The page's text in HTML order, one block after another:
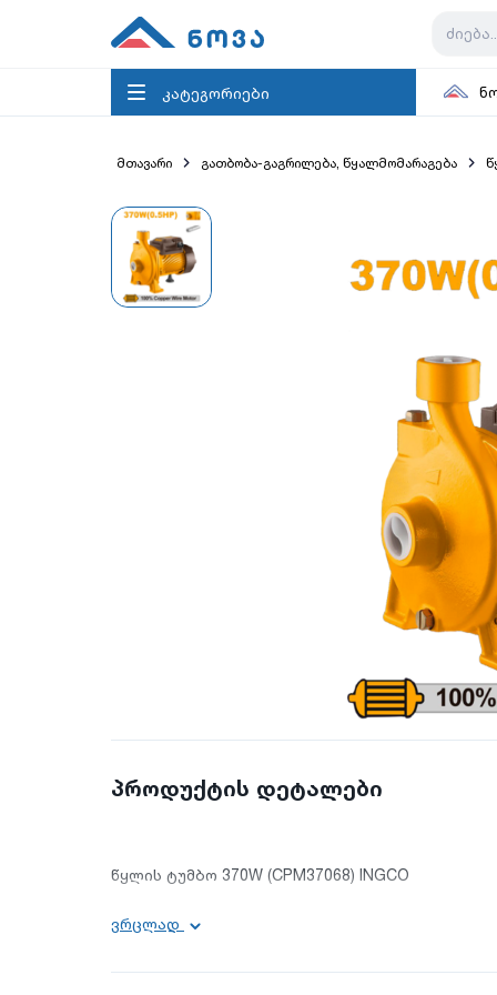
კატეგორიები
მთავარი გათბობა-გაგრილება, წყალმომარაგება
პროდუქტის დეტალები
წყლის ტუმბო 370W (CPM37068) INGCO
მაქსიმალური სიმაღლე: 22 მ;
ვრცლად